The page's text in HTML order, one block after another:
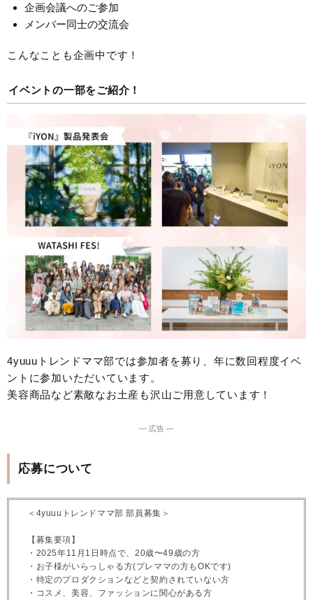
企画会議へのご参加
メンバー同士の交流会
こんなことも企画中です！
イベントの一部をご紹介！
4yuuuトレンドママ部では参加者を募り、年に数回程度イベ
ントに参加いただいています。
美容商品など素敵なお土産も沢山ご用意しています！
― 広告 ―
応募について
＜4yuuuトレンドママ部 部員募集＞
【募集要項】
・2025年11月1日時点で、20歳〜49歳の方
・お子様がいらっしゃる方(プレママの方もOKです)
・特定のプロダクションなどと契約されていない方
・コスメ、美容、ファッションに関心がある方